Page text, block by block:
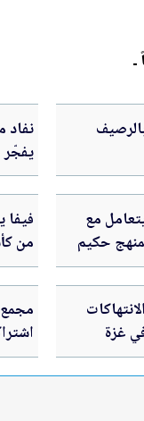
نفاد
يفجّر
مع
حكيم
فيفا
من
الانتهاكات
غزة